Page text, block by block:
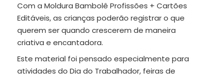
Com a Moldura Bambolê Profissões + Cartões
Editáveis, as crianças poderão registrar o que
querem ser quando crescerem de maneira
criativa e encantadora.
Este material foi pensado especialmente para
atividades do Dia do Trabalhador, feiras de